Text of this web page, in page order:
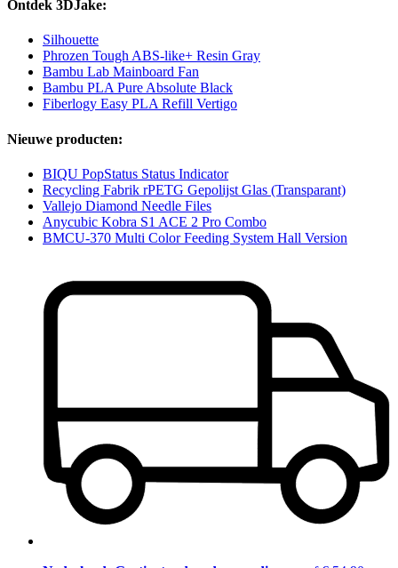
Ontdek 3DJake:
Silhouette
Phrozen Tough ABS-like+ Resin Gray
Bambu Lab Mainboard Fan
Bambu PLA Pure Absolute Black
Fiberlogy Easy PLA Refill Vertigo
Nieuwe producten:
BIQU PopStatus Status Indicator
Recycling Fabrik rPETG Gepolijst Glas (Transparant)
Vallejo Diamond Needle Files
Anycubic Kobra S1 ACE 2 Pro Combo
BMCU-370 Multi Color Feeding System Hall Version